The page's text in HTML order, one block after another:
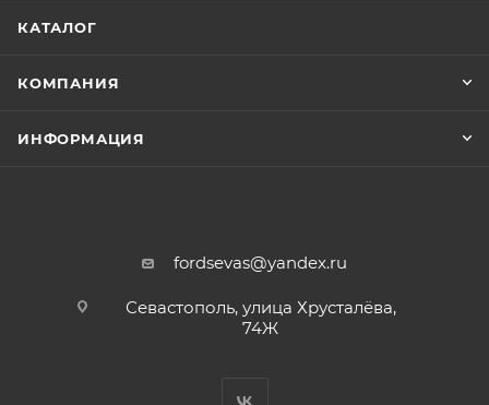
КАТАЛОГ
КОМПАНИЯ
ИНФОРМАЦИЯ
fordsevas@yandex.ru
Севастополь, улица Хрусталёва,
74Ж